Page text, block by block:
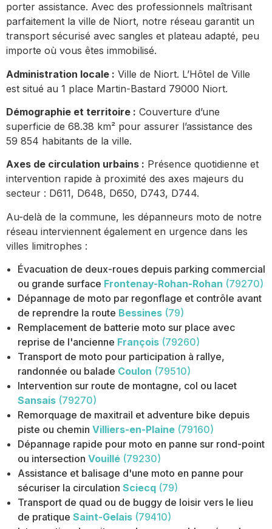
porter assistance. Avec des professionnels maîtrisant
parfaitement la ville de Niort, notre réseau garantit un
transport sécurisé avec sangles et plateau adapté, peu
importe où vous êtes immobilisé.
Administration locale : Ville de Niort. L’Hôtel de Ville
est situé au 1 place Martin-Bastard 79000 Niort.
Démographie et territoire : Couverture d’une
superficie de 68.38 km² pour assurer l’assistance des
59 854 habitants de la ville.
Axes de circulation urbains : Présence quotidienne et
intervention rapide à proximité des axes majeurs du
secteur : D611, D648, D650, D743, D744.
Au-delà de la commune, les dépanneurs moto de notre
réseau interviennent également en urgence dans les
villes limitrophes :
Évacuation de deux-roues depuis parking commercial
ou grande surface Frontenay-Rohan-Rohan (79270)
Dépannage de moto par regonflage et contrôle avant
de reprendre la route Bessines (79)
Remplacement de batterie moto sur place avec
reprise de l'ancienne François (79260)
Transport de moto pour participation à rallye,
randonnée ou balade Coulon (79510)
Intervention sur route de montagne, col ou lacet
Sansais (79270)
Remorquage de maxitrail et adventure bike depuis
piste ou chemin Villiers-en-Plaine (79160)
Dépannage rapide pour moto en panne sur rond-point
ou intersection Vouillé (79230)
Assistance et balisage d'une moto en panne pour
sécuriser la circulation Sciecq (79)
Transport de quad ou de buggy de loisir vers le lieu
de pratique Saint-Gelais (79410)